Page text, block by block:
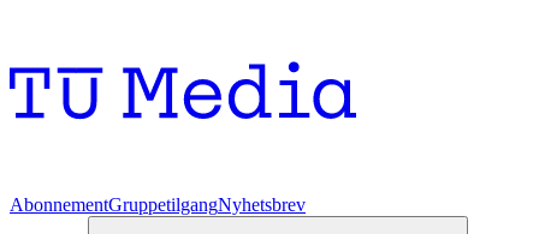
AbonnementGruppetilgangNyhetsbrev